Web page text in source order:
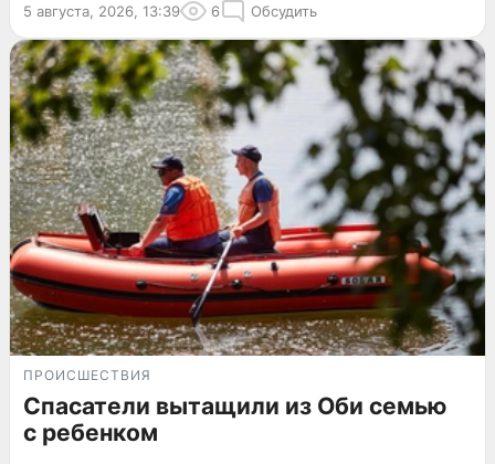
5 августа, 2026, 13:39 6 Обсудить
ПРОИСШЕСТВИЯ
Спасатели вытащили из Оби семью
с ребенком